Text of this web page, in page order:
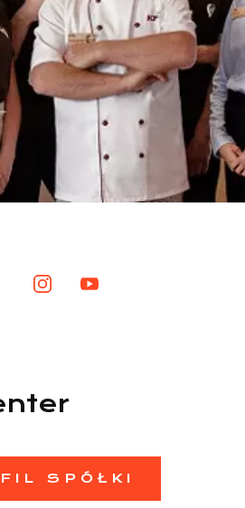
sklepów
SPÓŁKI